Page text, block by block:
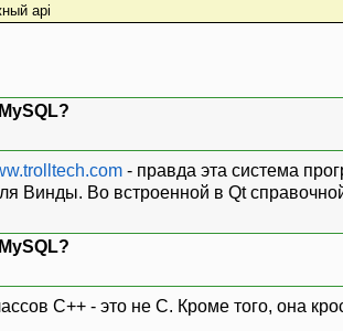
api
- правда эта система
Винды. Во встроенной в Qt
C++ - это не C. Кроме того, она